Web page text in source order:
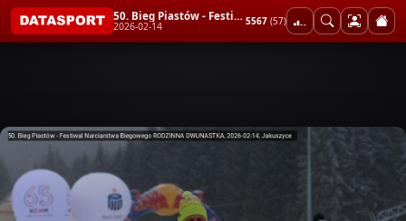
50. Bieg Piastów - Festiwal Narciarstwa Biegowego RODZINNA DWUNASTKA
2026-02-14 5567 (57)